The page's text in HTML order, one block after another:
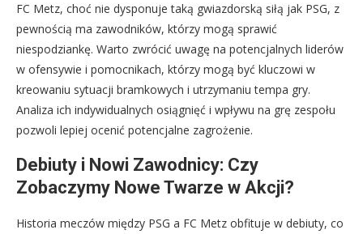
FC Metz, choć nie dysponuje taką gwiazdorską siłą jak PSG, z
pewnością ma zawodników, którzy mogą sprawić
niespodziankę. Warto zwrócić uwagę na potencjalnych liderów
w ofensywie i pomocnikach, którzy mogą być kluczowi w
kreowaniu sytuacji bramkowych i utrzymaniu tempa gry.
Analiza ich indywidualnych osiągnięć i wpływu na grę zespołu
pozwoli lepiej ocenić potencjalne zagrożenie.
Debiuty i Nowi Zawodnicy: Czy
Zobaczymy Nowe Twarze w Akcji?
Historia meczów między PSG a FC Metz obfituje w debiuty, co